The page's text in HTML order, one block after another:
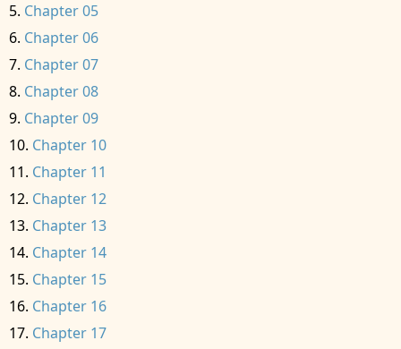
Chapter 05
Chapter 06
Chapter 07
Chapter 08
Chapter 09
Chapter 10
Chapter 11
Chapter 12
Chapter 13
Chapter 14
Chapter 15
Chapter 16
Chapter 17